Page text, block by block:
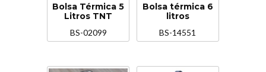
Bolsa Térmica 5
Litros TNT
BS-02099
Bolsa térmica 6
litros
BS-14551